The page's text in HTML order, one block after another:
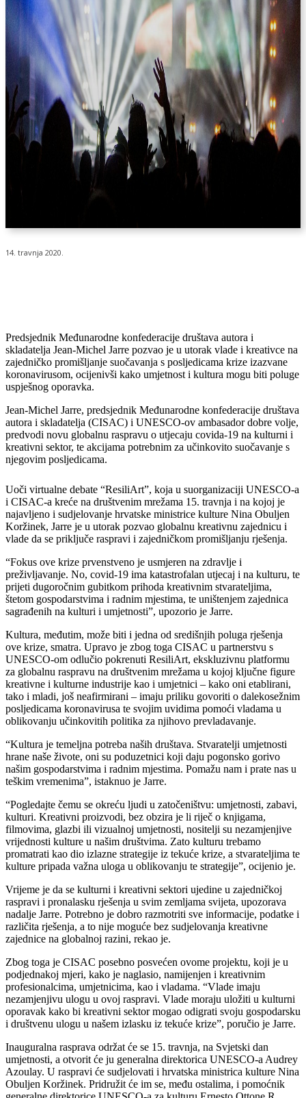
14. travnja 2020.
Predsjednik Međunarodne konfederacije društava autora i
skladatelja Jean-Michel Jarre pozvao je u utorak vlade i kreativce na
zajedničko promišljanje suočavanja s posljedicama krize izazvane
koronavirusom, ocijenivši kako umjetnost i kultura mogu biti poluge
uspješnog oporavka.
Jean-Michel Jarre, predsjednik Međunarodne konfederacije društava
autora i skladatelja (CISAC) i UNESCO-ov ambasador dobre volje,
predvodi novu globalnu raspravu o utjecaju covida-19 na kulturni i
kreativni sektor, te akcijama potrebnim za učinkovito suočavanje s
njegovim posljedicama.
Uoči virtualne debate “ResiliArt”, koja u suorganizaciji UNESCO-a
i CISAC-a kreće na društvenim mrežama 15. travnja i na kojoj je
najavljeno i sudjelovanje hrvatske ministrice kulture Nina Obuljen
Koržinek, Jarre je u utorak pozvao globalnu kreativnu zajednicu i
vlade da se priključe raspravi i zajedničkom promišljanju rješenja.
“Fokus ove krize prvenstveno je usmjeren na zdravlje i
preživljavanje. No, covid-19 ima katastrofalan utjecaj i na kulturu, te
prijeti dugoročnim gubitkom prihoda kreativnim stvarateljima,
štetom gospodarstvima i radnim mjestima, te uništenjem zajednica
sagrađenih na kulturi i umjetnosti”, upozorio je Jarre.
Kultura, međutim, može biti i jedna od središnjih poluga rješenja
ove krize, smatra. Upravo je zbog toga CISAC u partnerstvu s
UNESCO-om odlučio pokrenuti ResiliArt, ekskluzivnu platformu
za globalnu raspravu na društvenim mrežama u kojoj ključne figure
kreativne i kulturne industrije kao i umjetnici – kako oni etablirani,
tako i mladi, još neafirmirani – imaju priliku govoriti o dalekosežnim
posljedicama koronavirusa te svojim uvidima pomoći vladama u
oblikovanju učinkovitih politika za njihovo prevladavanje.
“Kultura je temeljna potreba naših društava. Stvaratelji umjetnosti
hrane naše živote, oni su poduzetnici koji daju pogonsko gorivo
našim gospodarstvima i radnim mjestima. Pomažu nam i prate nas u
teškim vremenima”, istaknuo je Jarre.
“Pogledajte čemu se okreću ljudi u zatočeništvu: umjetnosti, zabavi,
kulturi. Kreativni proizvodi, bez obzira je li riječ o knjigama,
filmovima, glazbi ili vizualnoj umjetnosti, nositelji su nezamjenjive
vrijednosti kulture u našim društvima. Zato kulturu trebamo
promatrati kao dio izlazne strategije iz tekuće krize, a stvarateljima te
kulture pripada važna uloga u oblikovanju te strategije”, ocijenio je.
Vrijeme je da se kulturni i kreativni sektori ujedine u zajedničkoj
raspravi i pronalasku rješenja u svim zemljama svijeta, upozorava
nadalje Jarre. Potrebno je dobro razmotriti sve informacije, podatke i
različita rješenja, a to nije moguće bez sudjelovanja kreativne
zajednice na globalnoj razini, rekao je.
Zbog toga je CISAC posebno posvećen ovome projektu, koji je u
podjednakoj mjeri, kako je naglasio, namijenjen i kreativnim
profesionalcima, umjetnicima, kao i vladama. “Vlade imaju
nezamjenjivu ulogu u ovoj raspravi. Vlade moraju uložiti u kulturni
oporavak kako bi kreativni sektor mogao odigrati svoju gospodarsku
i društvenu ulogu u našem izlasku iz tekuće krize”, poručio je Jarre.
Inauguralna rasprava održat će se 15. travnja, na Svjetski dan
umjetnosti, a otvorit će ju generalna direktorica UNESCO-a Audrey
Azoulay. U raspravi će sudjelovati i hrvatska ministrica kulture Nina
Obuljen Koržinek. Pridružit će im se, među ostalima, i pomoćnik